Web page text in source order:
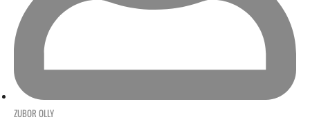
ZUBOR OLLY